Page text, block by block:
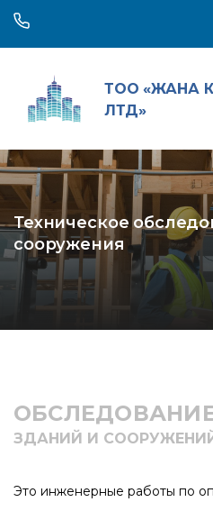
ТОО «ЖАНА
ЛТД»
Техническое
сооружения
ЗДАНИЙ И
Это инженерные работы по